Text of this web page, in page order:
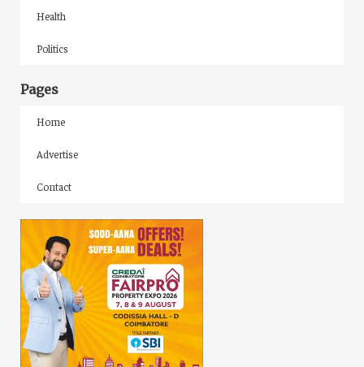
Health
Politics
Pages
Home
Advertise
Contact